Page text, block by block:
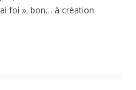
foi ». bon… à création